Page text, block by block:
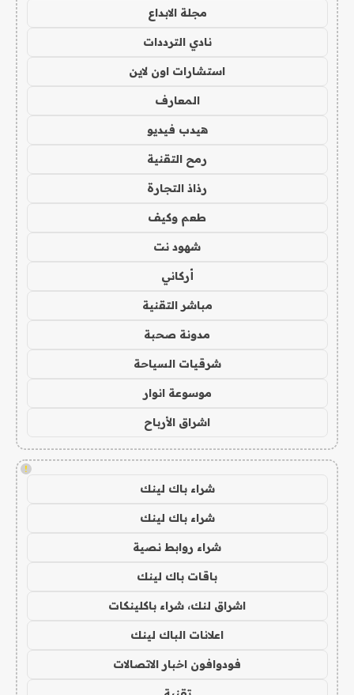
مجلة الابداع
نادي الترددات
استشارات اون لاين
المعارف
هيدب فيديو
رمح التقنية
رذاذ التجارة
طعم وكيف
شهود نت
أركاني
مباشر التقنية
مدونة صحبة
شرقيات السياحة
موسوعة انوار
اشراق الأرباح
!
شراء باك لينك
شراء باك لينك
شراء روابط نصية
باقات باك لينك
اشراق لنك، شراء باكلينكات
اعلانات الباك لينك
فودوافون اخبار الاتصالات